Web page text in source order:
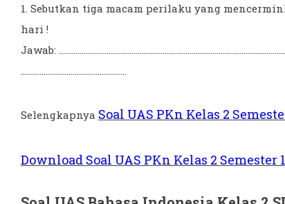
1. Sebutkan tiga macam perilaku yang
hari !
Jawab:
...................................................
Selengkapnya Soal UAS PKn Kelas 2
Download Soal UAS PKn Kelas 2